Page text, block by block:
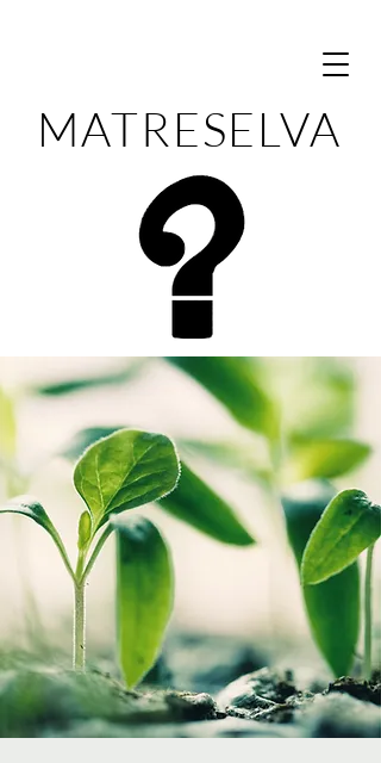
MATRESELVA